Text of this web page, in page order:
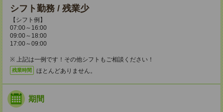
シフト勤務 / 残業少
【シフト例】
07:00～16:00
09:00～18:00
17:00～09:00
※ 上記は一例です！その他シフトもご相談ください！
残業時間 ほとんどありません。
期間